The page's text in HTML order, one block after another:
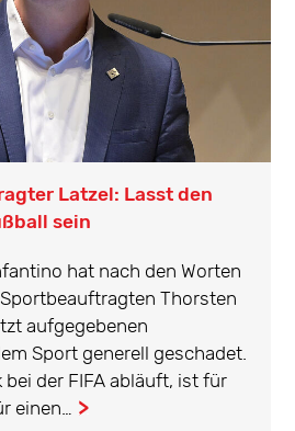
Latzel: Lasst den
sein
hat nach den Worten
Thorsten
aufgegebenen
Sport generell geschadet.
bei der FIFA abläuft, ist für
einen… ...